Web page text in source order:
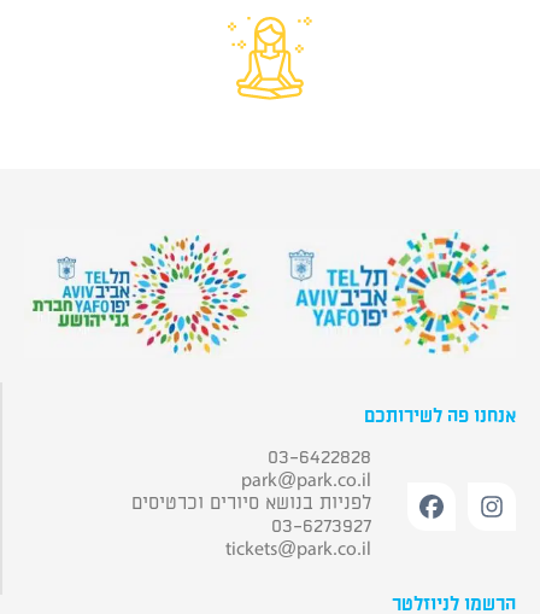
אנחנו פה לשירותכם
03-6422828
park@park.co.il
לפניות בנושא סיורים וכרטיסים
03-6273927
tickets@park.co.il
הרשמו לניוזלטר